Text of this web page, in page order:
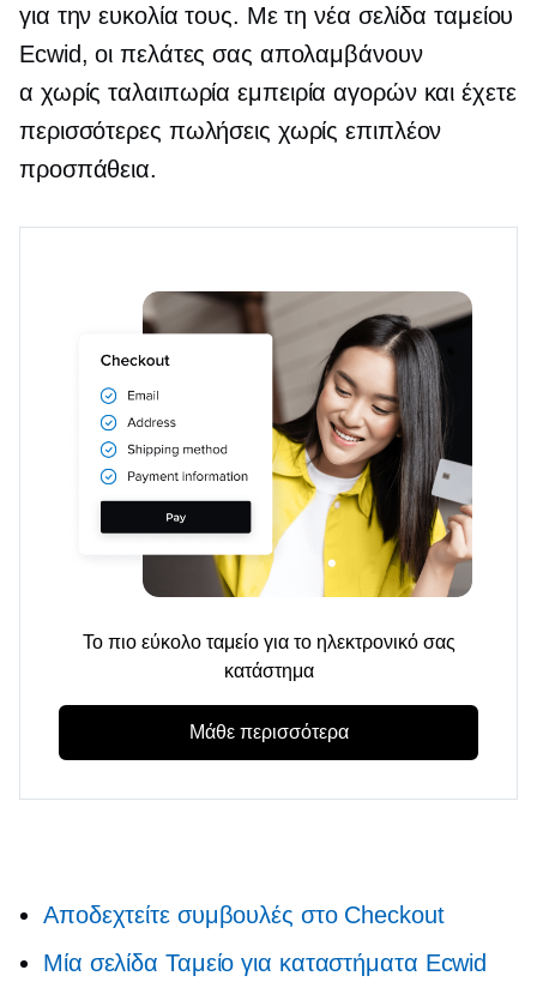
για την ευκολία τους. Με τη νέα σελίδα ταμείου
Ecwid, οι πελάτες σας απολαμβάνουν
α χωρίς ταλαιπωρία εμπειρία αγορών και έχετε
περισσότερες πωλήσεις χωρίς επιπλέον
προσπάθεια.
Το πιο εύκολο ταμείο για το ηλεκτρονικό σας
κατάστημα
Μάθε περισσότερα
Αποδεχτείτε συμβουλές στο Checkout
Μία σελίδα Ταμείο για καταστήματα Ecwid